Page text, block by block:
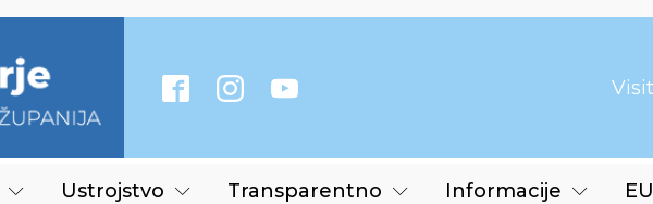
Ustrojstvo Transparentno Informacije